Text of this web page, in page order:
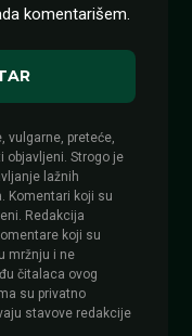
komentarišem.
vulgarne, preteće,
objavljeni. Strogo je
lažnih
Komentari koji su
Redakcija
koji su
mržnju i ne
čitalaca ovog
su privatno
stavove redakcije